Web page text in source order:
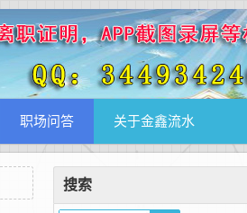
职场问答 关于金鑫流水
搜索